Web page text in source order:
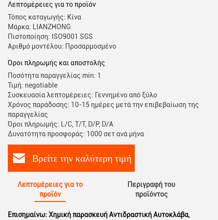
Λεπτομέρειες για το προϊόν
Τόπος καταγωγής: Κίνα
Μάρκα: LIANZHONG
Πιστοποίηση: ISO9001 SGS
Αριθμό μοντέλου: Προσαρμοσμένο
Όροι πληρωμής και αποστολής
Ποσότητα παραγγελίας min: 1
Τιμή: negotiable
Συσκευασία λεπτομέρειες: Γεννημένο από ξύλο
Χρόνος παράδοσης: 10-15 ημέρες μετά την επιβεβαίωση της
παραγγελίας
Όροι πληρωμής: L/C, T/T, D/P, D/A
Δυνατότητα προσφοράς: 1000 σετ ανά μήνα
Βρείτε την καλύτερη τιμή
Λεπτομέρειες για το
προϊόν
Περιγραφή του
προϊόντος
Επισημαίνω: Χημική παρασκευή Αντιδραστική Αυτοκλάβα,